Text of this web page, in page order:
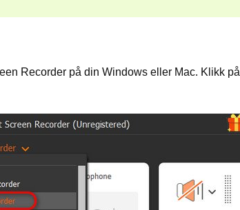
Recorder på din Windows eller Mac. Klikk på